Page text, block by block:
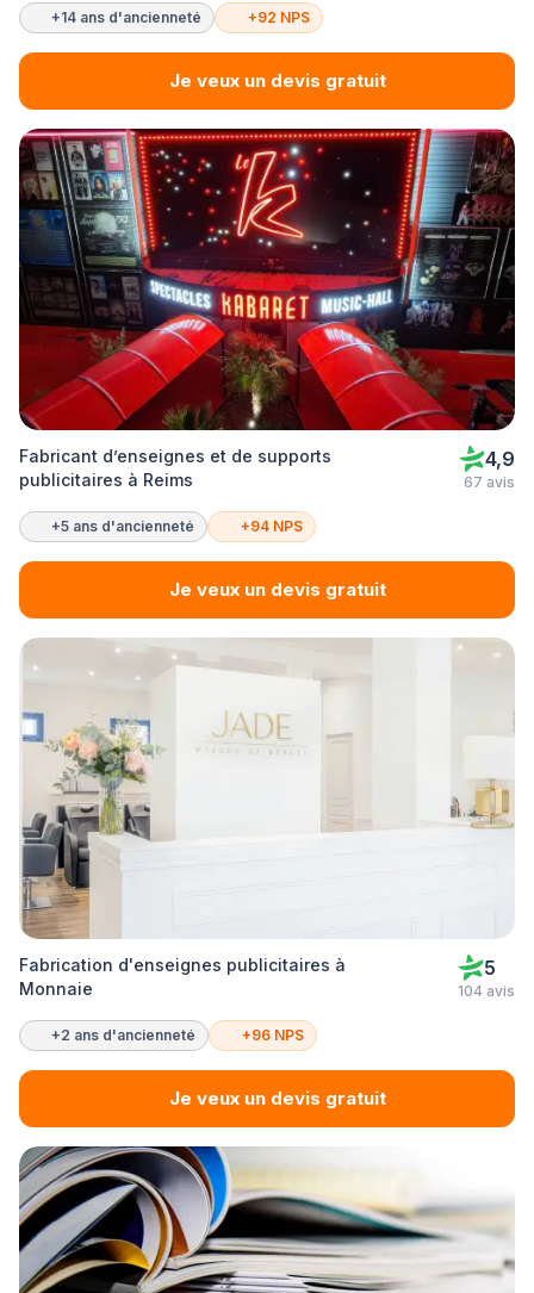
+14 ans d'ancienneté +92 NPS
Je veux un devis gratuit
Fabricant d’enseignes et de supports
publicitaires à Reims
4,9
67 avis
+5 ans d'ancienneté +94 NPS
Je veux un devis gratuit
Fabrication d'enseignes publicitaires à
Monnaie
5
104 avis
+2 ans d'ancienneté +96 NPS
Je veux un devis gratuit